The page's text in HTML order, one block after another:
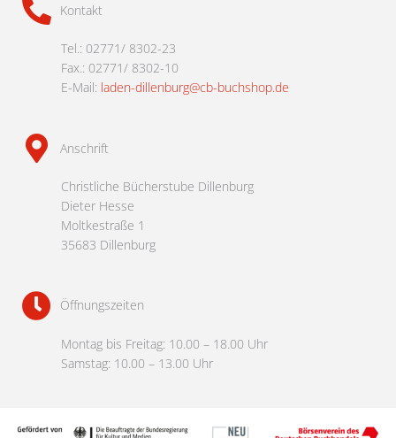
Kontakt
Tel.: 02771/ 8302-23
Fax.: 02771/ 8302-10
E-Mail: laden-dillenburg@cb-buchshop.de
Anschrift
Christliche Bücherstube Dillenburg
Dieter Hesse
Moltkestraße 1
35683 Dillenburg
Öffnungszeiten
Montag bis Freitag: 10.00 – 18.00 Uhr
Samstag: 10.00 – 13.00 Uhr